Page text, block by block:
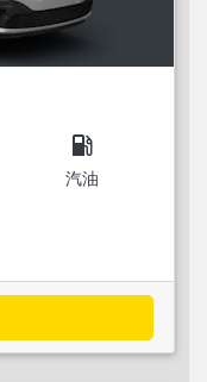
local_gas_station
汽油